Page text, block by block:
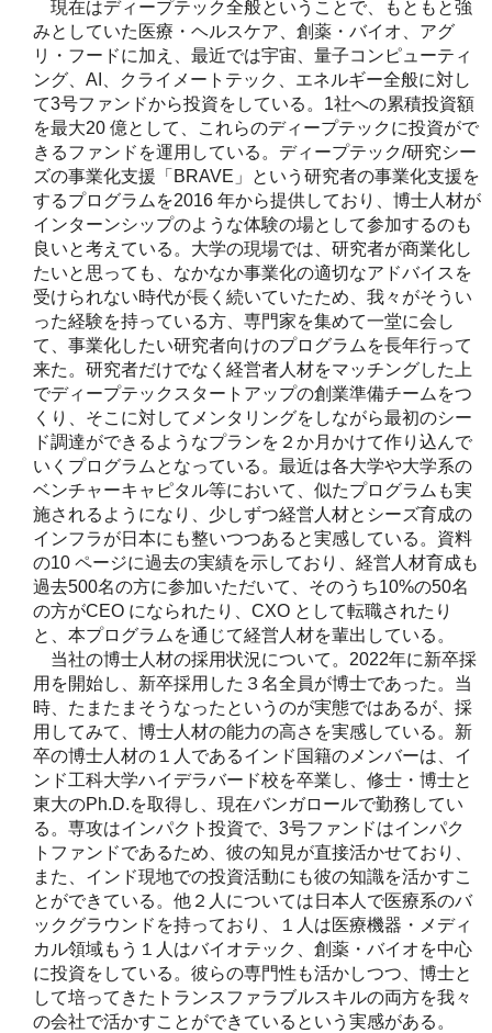
現在はディープテック全般ということで、もともと強
みとしていた医療・ヘルスケア、創薬・バイオ、アグ
リ・フードに加え、最近では宇宙、量子コンピューティ
ング、AI、クライメートテック、エネルギー全般に対し
て3号ファンドから投資をしている。1社への累積投資額
を最大20 億として、これらのディープテックに投資がで
きるファンドを運用している。ディープテック/研究シー
ズの事業化支援「BRAVE」という研究者の事業化支援を
するプログラムを2016 年から提供しており、博士人材が
インターンシップのような体験の場として参加するのも
良いと考えている。大学の現場では、研究者が商業化し
たいと思っても、なかなか事業化の適切なアドバイスを
受けられない時代が長く続いていたため、我々がそうい
った経験を持っている方、専門家を集めて一堂に会し
て、事業化したい研究者向けのプログラムを長年行って
来た。研究者だけでなく経営者人材をマッチングした上
でディープテックスタートアップの創業準備チームをつ
くり、そこに対してメンタリングをしながら最初のシー
ド調達ができるようなプランを２か月かけて作り込んで
いくプログラムとなっている。最近は各大学や大学系の
ベンチャーキャピタル等において、似たプログラムも実
施されるようになり、少しずつ経営人材とシーズ育成の
インフラが日本にも整いつつあると実感している。資料
の10 ページに過去の実績を示しており、経営人材育成も
過去500名の方に参加いただいて、そのうち10%の50名
の方がCEO になられたり、CXO として転職されたり
と、本プログラムを通じて経営人材を輩出している。
当社の博士人材の採用状況について。2022年に新卒採
用を開始し、新卒採用した３名全員が博士であった。当
時、たまたまそうなったというのが実態ではあるが、採
用してみて、博士人材の能力の高さを実感している。新
卒の博士人材の１人であるインド国籍のメンバーは、イ
ンド工科大学ハイデラバード校を卒業し、修士・博士と
東大のPh.D.を取得し、現在バンガロールで勤務してい
る。専攻はインパクト投資で、3号ファンドはインパク
トファンドであるため、彼の知見が直接活かせており、
また、インド現地での投資活動にも彼の知識を活かすこ
とができている。他２人については日本人で医療系のバ
ックグラウンドを持っており、１人は医療機器・メディ
カル領域もう１人はバイオテック、創薬・バイオを中心
に投資をしている。彼らの専門性も活かしつつ、博士と
して培ってきたトランスファラブルスキルの両方を我々
の会社で活かすことができているという実感がある。